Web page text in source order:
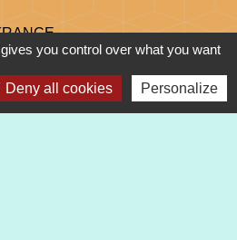
you control over what you want
Deny all cookies Personalize